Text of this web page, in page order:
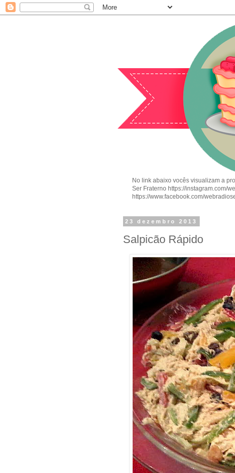
No link abaixo vocês visualizam a
Ser Fraterno https://instagram.com/
https://www.facebook.com/
23 dezembro 2013
Salpicão Rápido